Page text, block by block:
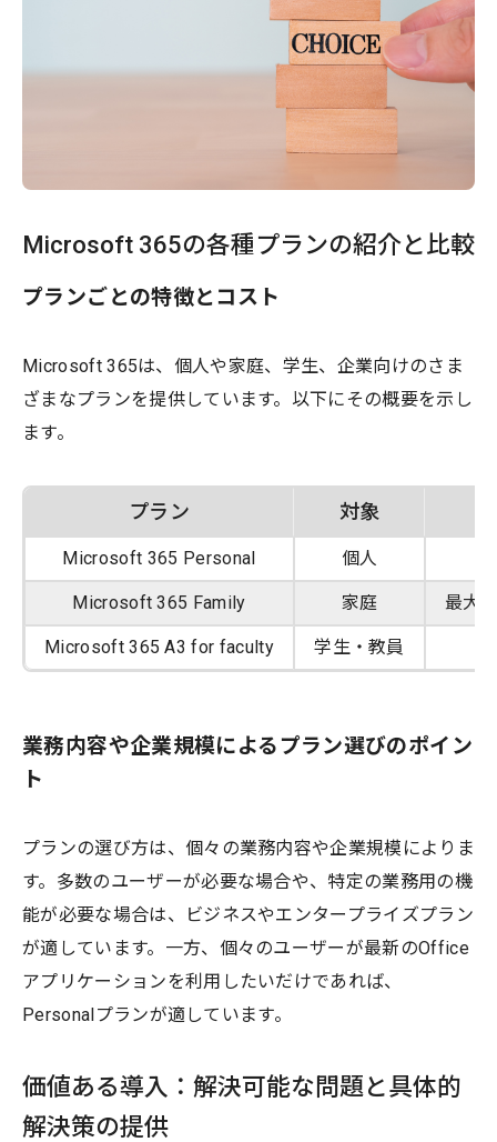
Microsoft 365の各種プランの紹介と比較
プランごとの特徴とコスト
Microsoft 365は、個人や家庭、学生、企業向けのさま
ざまなプランを提供しています。以下にその概要を示し
ます。
プラン 対象
Microsoft 365 Personal 個人
Microsoft 365 Family 家庭 最大6
Microsoft 365 A3 for faculty 学生・教員
業務内容や企業規模によるプラン選びのポイン
ト
プランの選び方は、個々の業務内容や企業規模によりま
す。多数のユーザーが必要な場合や、特定の業務用の機
能が必要な場合は、ビジネスやエンタープライズプラン
が適しています。一方、個々のユーザーが最新のOffice
アプリケーションを利用したいだけであれば、
Personalプランが適しています。
価値ある導入：解決可能な問題と具体的
解決策の提供